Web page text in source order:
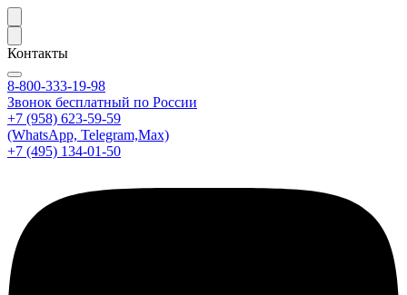
Контакты
8-800-333-19-98
Звонок бесплатный по России
+7 (958) 623-59-59
(WhatsApp, Telegram,Max)
+7 (495) 134-01-50